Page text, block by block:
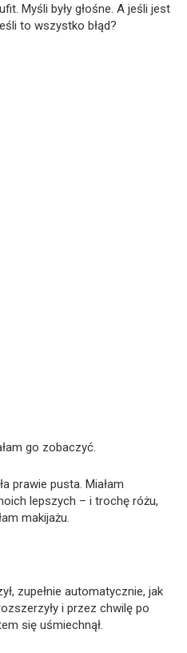
Myśli były głośne. A jeśli jest
to wszystko błąd?
go zobaczyć.
prawie pusta. Miałam
lepszych – i trochę różu,
makijażu.
zupełnie automatycznie, jak
i przez chwilę po
się uśmiechnął.